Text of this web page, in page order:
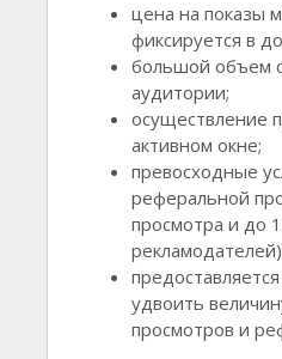
цена на показы
фиксируется в
большой объем
аудитории;
осуществление
активном окне;
превосходные
реферальной
просмотра и до
удвоить
просмотров и